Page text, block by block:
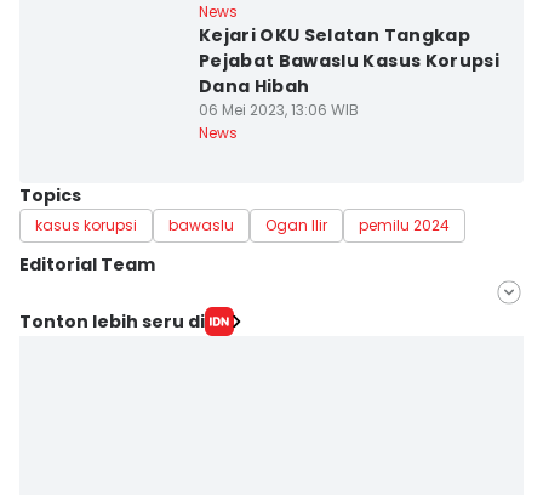
News
Kejari OKU Selatan Tangkap
Pejabat Bawaslu Kasus Korupsi
Dana Hibah
06 Mei 2023, 13:06 WIB
News
Topics
kasus korupsi bawaslu Ogan Ilir pemilu 2024
Editorial Team
Editor
Tonton lebih seru di